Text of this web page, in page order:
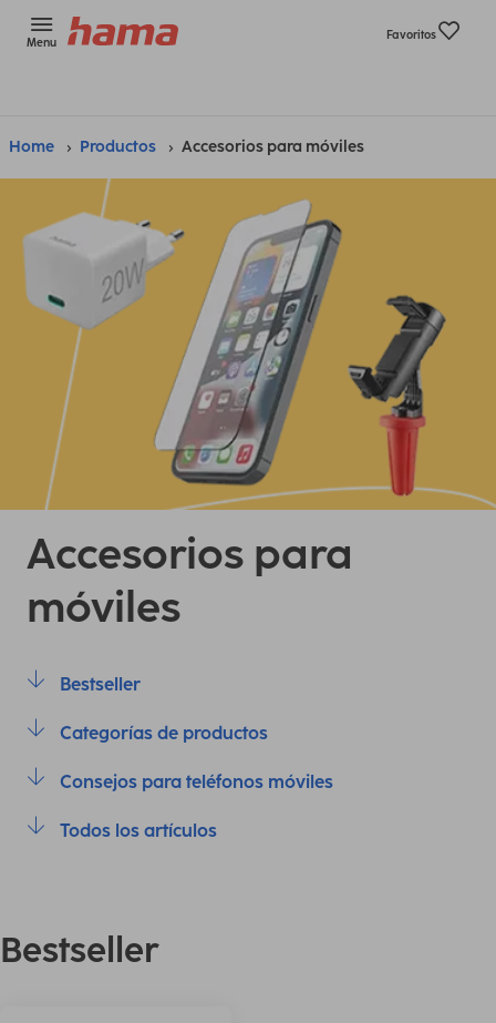
Menu
Favoritos
Home Productos Accesorios para móviles
Accesorios para
móviles
Bestseller
Categorías de productos
Consejos para teléfonos móviles
Todos los artículos
Bestseller